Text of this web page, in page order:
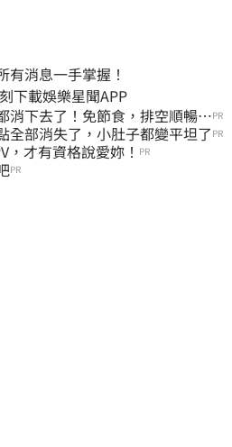
消息一手掌握！
握明星動態 即刻下載娛樂星聞APP
消下去了！免節食，排空順暢就PR
全部消失了，小肚子都變平坦了 PR
才有資格說愛妳！ PR
PR